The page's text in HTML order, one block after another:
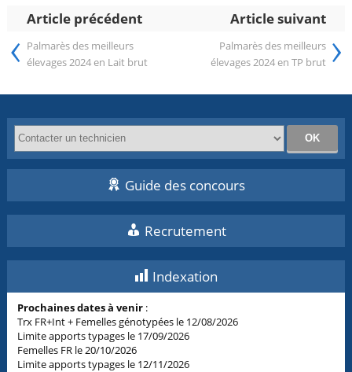
Article précédent Article suivant
‹ Palmarès des meilleurs
élevages 2024 en Lait brut
Palmarès des meilleurs
élevages 2024 en TP brut ›
Guide des concours
Recrutement
Indexation
Prochaines dates à venir :
Trx FR+Int + Femelles génotypées le 12/08/2026
Limite apports typages le 17/09/2026
Femelles FR le 20/10/2026
Limite apports typages le 12/11/2026